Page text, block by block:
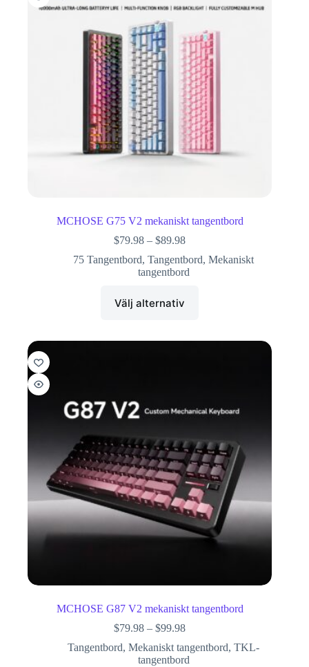
MCHOSE G75 V2 mekaniskt tangentbord
$79.98 – $89.98
75 Tangentbord,Tangentbord,Mekaniskt
tangentbord
Välj alternativ
MCHOSE G87 V2 mekaniskt tangentbord
$79.98 – $99.98
Tangentbord,Mekaniskt tangentbord,TKL-
tangentbord